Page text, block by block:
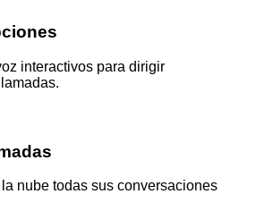
interactivos para dirigir
nube todas sus conversaciones